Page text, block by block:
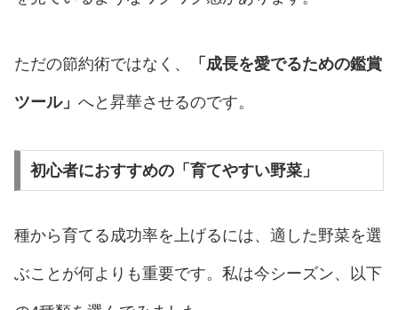
ただの節約術ではなく、 「成長を愛でるための鑑賞
ツール」 へと昇華させるのです。
初心者におすすめの「育てやすい野菜」
種から育てる成功率を上げるには、適した野菜を選
ぶことが何よりも重要です。私は今シーズン、以下